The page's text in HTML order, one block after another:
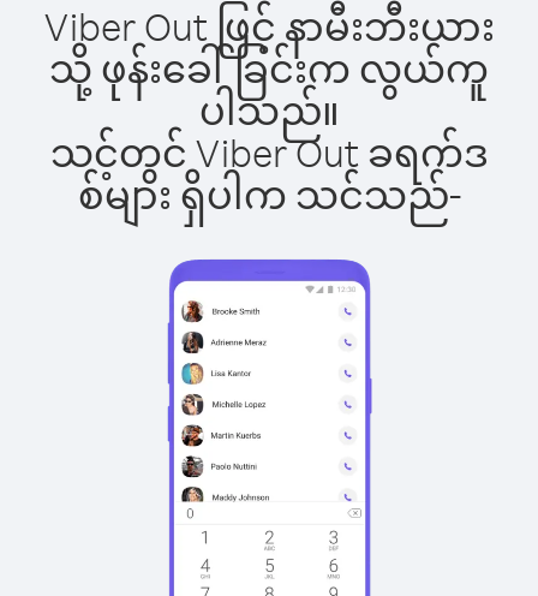
Viber Out ဖြင့် နာမီးဘီးယား
သို့ ဖုန်းခေါ်ခြင်းက လွယ်ကူ
ပါသည်။
သင့်တွင် Viber Out ခရက်ဒ
စ်များ ရှိပါက သင်သည်-